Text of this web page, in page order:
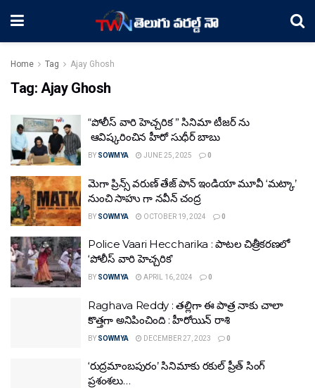
Home Tag Ajay Ghosh
Tag: Ajay Ghosh
“పోలీస్ వారి హెచ్చరిక ” సినిమా టీజర్ ను
ఆవిష్కరించిన హీరో సుధీర్ బాబు
BY SOWMYA JUNE 25, 2025 0
మెగా ప్రిన్స్ వరుణ్ తేజ్ పాన్ ఇండియా మూవీ ‘మట్కా’
నుంచి సాహు గా నవీన్ చంద్ర
BY SOWMYA OCTOBER 19, 2024 0
Police Vaari Heccharika : పాటల చిత్రీకరణలో
‘పోలీస్ వారి హెచ్చరిక’
BY SOWMYA APRIL 16, 2024 0
Raghava Reddy : తల్లిగా ఈ పాత్ర నాకు చాలా
కొత్తగా అనిపించింది : హీరోయిన్‌ రాశి
BY SOWMYA DECEMBER 27, 2023 0
‘రుద్రమాంబపురం’ సినిమాకు రకుల్ ప్రీత్ సింగ్
ప్రశంశలు…